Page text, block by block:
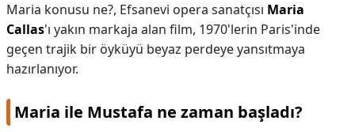
Maria konusu ne?, Efsanevi opera sanatçısı Maria
Callas'ı yakın markaja alan film, 1970'lerin Paris'inde
geçen trajik bir öyküyü beyaz perdeye yansıtmaya
hazırlanıyor.
Maria ile Mustafa ne zaman başladı?